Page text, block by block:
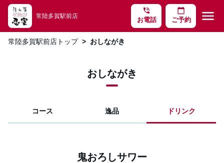
phone_in_talk
お電話
calendar_today
ご予約 menu
常陸多賀駅前店
常陸多賀駅前店トップ おしながき
おしながき
コース 逸品 ドリンク
鬼おろしサワー